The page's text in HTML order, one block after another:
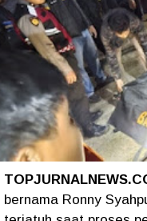
bernama Ronny